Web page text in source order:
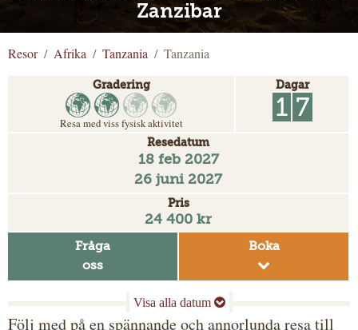
Zanzibar
Resor Afrika Tanzania Tanzania
Gradering
Resa med viss fysisk aktivitet
Dagar
1 7
Resedatum
18 feb 2027
26 juni 2027
Pris
24 400 kr
Fråga
oss
Boka
Följ med på en spännande och annorlunda resa till